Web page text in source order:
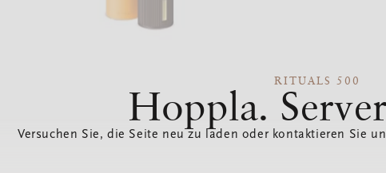
RITUALS 500
Hoppla.
Versuchen Sie, die Seite neu zu laden oder kontaktieren Sie